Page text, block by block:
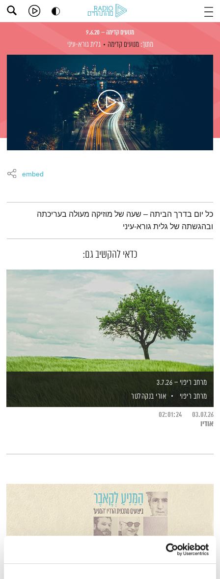
מנועים קדימה – 9.6.20
מתוך: מנועים קדימה גלית גורא-עיני
embed
תמצית הפודקאסט
כל יום בדרך הביתה – שעה של מוזיקה מעולה בעריכתה
ובהגשתה של גלית גורא-עיני
כדאי להקשיב גם:
מרחב ריפוי – 3.7.26
מרחב ריפוי
אורי בנקהלטר
03.07.26
02:01:24
אודיו